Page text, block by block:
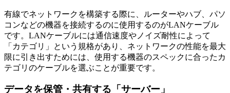
有線でネットワークを構築する際に、ルーターやハブ、パソ
コンなどの機器を接続するのに使用するのがLANケーブル
です。LANケーブルには通信速度やノイズ耐性によって
「カテゴリ」という規格があり、ネットワークの性能を最大
限に引き出すためには、使用する機器のスペックに合ったカ
テゴリのケーブルを選ぶことが重要です。
データを保管・共有する「サーバー」